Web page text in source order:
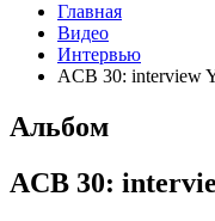
Главная
Видео
Интервью
ACB 30: interview
Альбом
ACB 30: